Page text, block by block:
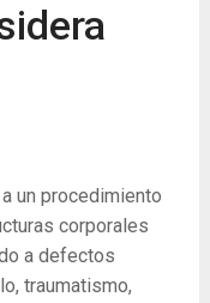
un procedimiento
corporales
a defectos
traumatismo,